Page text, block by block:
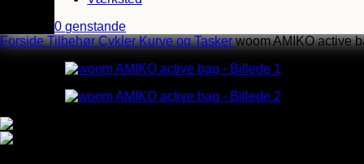
0genstande
ForsideTilbehør CyklerKurve og Taskerwoom AMIKO active